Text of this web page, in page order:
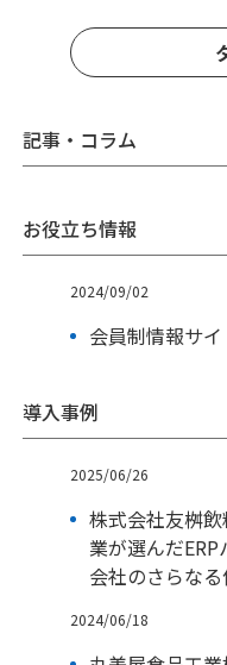
記事・コラム
お役立ち情報
2024/09/02
会員制情報サ
導入事例
2025/06/26
株式会社友桝
業が選んだ
会社のさらな
2024/06/18